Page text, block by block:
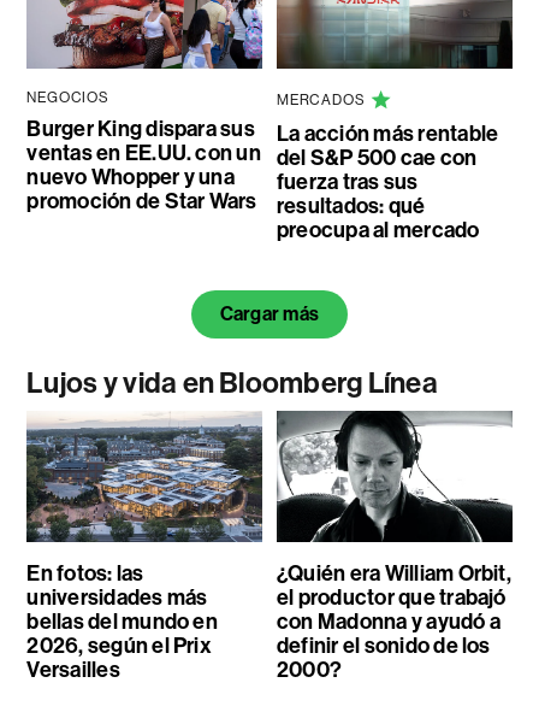
NEGOCIOS
Burger King dispara sus
ventas en EE.UU. con un
nuevo Whopper y una
promoción de Star Wars
MERCADOS
La acción más rentable
del S&P 500 cae con
fuerza tras sus
resultados: qué
preocupa al mercado
Cargar más
Lujos y vida en Bloomberg Línea
En fotos: las
universidades más
bellas del mundo en
2026, según el Prix
Versailles
¿Quién era William Orbit,
el productor que trabajó
con Madonna y ayudó a
definir el sonido de los
2000?